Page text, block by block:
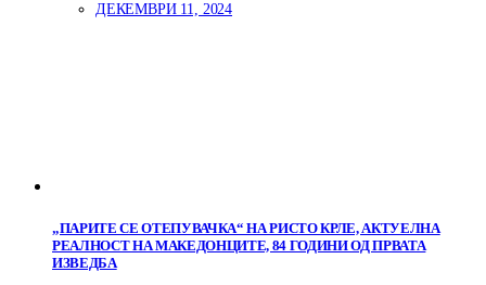
ДЕКЕМВРИ 11, 2024
„ПАРИТЕ СЕ ОТЕПУВАЧКА“ НА РИСТО КРЛЕ, АКТУЕЛНА
РЕАЛНОСТ НА МАКЕДОНЦИТЕ, 84 ГОДИНИ ОД ПРВАТА
ИЗВЕДБА